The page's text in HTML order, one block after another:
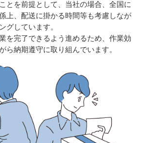
とを前提として、当社の場合、全国に
上、配送に掛かる時間等も考慮しなが
グしています。
を完了できるよう進めるため、作業効
ら納期遵守に取り組んでいます。